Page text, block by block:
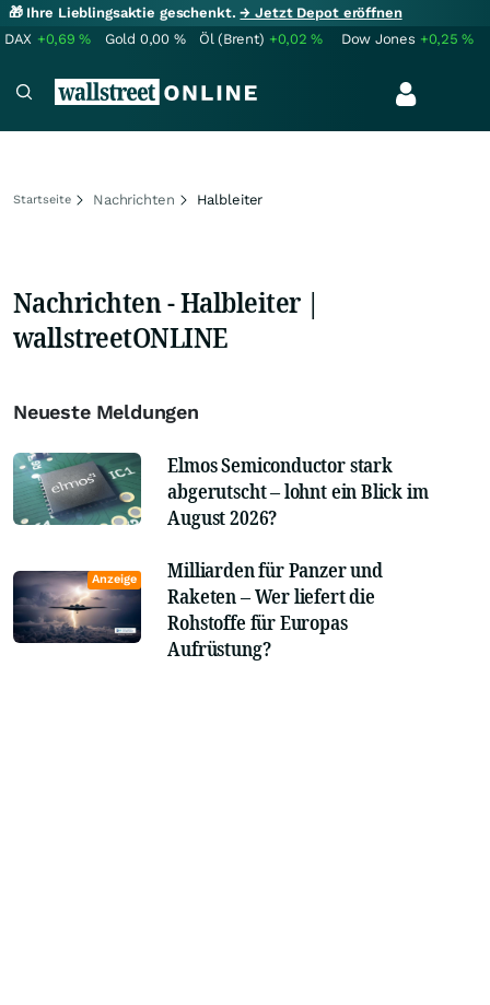
🎁 Ihre Lieblingsaktie geschenkt.→ Jetzt Depot eröffnen
DAX +0,69% Gold 0,00 % Öl (Brent) +0,02% Dow Jones +0,25%
Startseite Nachrichten Halbleiter
Nachrichten - Halbleiter |
wallstreetONLINE
Neueste Meldungen
Elmos Semiconductor stark
abgerutscht – lohnt ein Blick im
August 2026?
Anzeige
Milliarden für Panzer und
Raketen – Wer liefert die
Rohstoffe für Europas
Aufrüstung?